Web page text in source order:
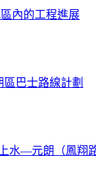
內的工程進展
區巴士路線計劃
水—元朗（鳳翔